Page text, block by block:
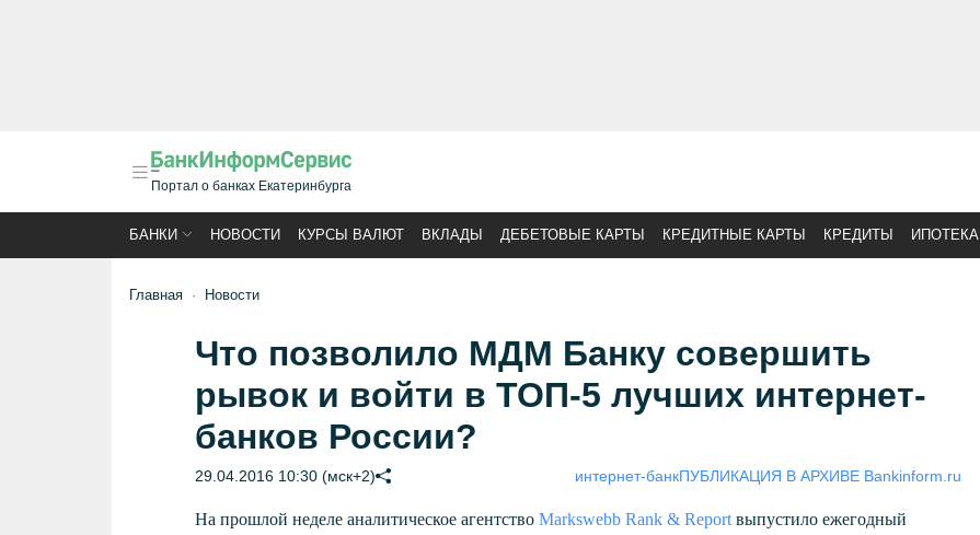
Портал о банках Екатеринбурга
БАНКИ НОВОСТИ КУРСЫ ВАЛЮТ ВКЛАДЫ ДЕБЕТОВЫЕ КАРТЫ КРЕДИТНЫЕ КАРТЫ КРЕДИТЫ ИПОТЕКА
Главная Новости
Что позволило МДМ Банку совершить
рывок и войти в ТОП-5 лучших интернет-
банков России?
29.04.2016 10:30 (мск+2) интернет-банкПУБЛИКАЦИЯ В АРХИВЕ Bankinform.ru
На прошлой неделе аналитическое агентство Markswebb Rank & Reportвыпустило ежегодный